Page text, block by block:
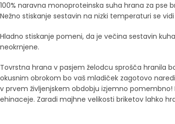
100% naravna monoproteinska suha hrana za pse
Nežno stiskanje sestavin na nizki temperaturi se
Hladno stiskanje pomeni, da je večina sestavin
neokrnjene.
Tovrstna hrana v pasjem želodcu sprošča hranila
okusnim obrokom bo vaš mladiček zagotovo
v prvem življenjskem obdobju izjemno pomembno!
ehinaceje. Zaradi majhne velikosti briketov lahko